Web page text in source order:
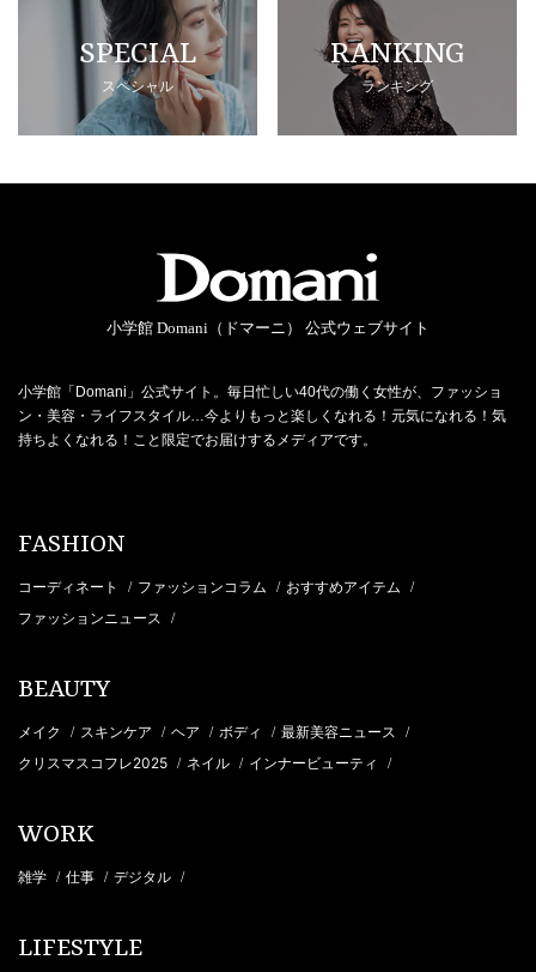
SPECIAL
スペシャル
RANKING
ランキング
小学館 Domani（ドマーニ） 公式ウェブサイト
小学館「Domani」公式サイト。毎日忙しい40代の働く女性が、ファッショ
ン・美容・ライフスタイル…今よりもっと楽しくなれる！元気になれる！気
持ちよくなれる！こと限定でお届けするメディアです。
FASHION
コーディネート / ファッションコラム / おすすめアイテム /
ファッションニュース /
BEAUTY
メイク / スキンケア / ヘア / ボディ / 最新美容ニュース /
クリスマスコフレ2025 / ネイル / インナービューティ /
WORK
雑学 / 仕事 / デジタル /
LIFESTYLE